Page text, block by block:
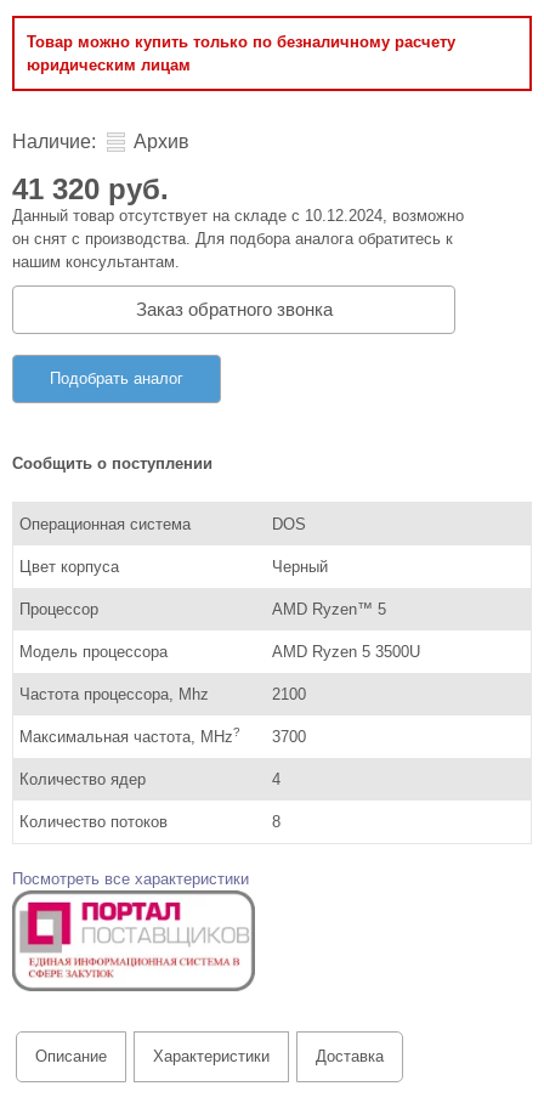
Товар можно купить только по безналичному расчету
юридическим лицам
Наличие: Архив
41 320 руб.
Данный товар отсутствует на складе с 10.12.2024, возможно
он снят с производства. Для подбора аналога обратитесь к
нашим консультантам.
Заказ обратного звонка
Подобрать аналог
Сообщить о поступлении
Операционная система DOS
Цвет корпуса Черный
Процессор AMD Ryzen™ 5
Модель процессора AMD Ryzen 5 3500U
Частота процессора, Mhz 2100
Максимальная частота, MHz? 3700
Количество ядер 4
Количество потоков 8
Посмотреть все характеристики
Описание Характеристики Доставка